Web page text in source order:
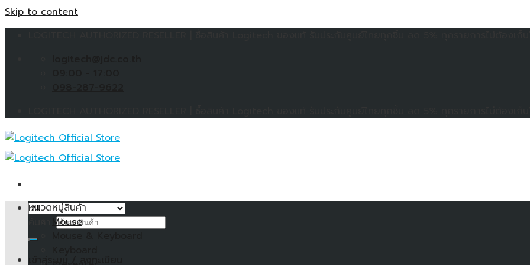
Skip to content
เข้าสู่ระบบ / ลงทะเบียน
หมวดหมู่สินค้า
Mouse